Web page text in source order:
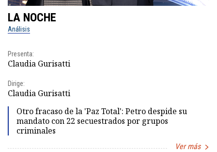
LA NOCHE
Análisis
Presenta:
Claudia Gurisatti
Dirige:
Claudia Gurisatti
Otro fracaso de la 'Paz Total': Petro despide su
mandato con 22 secuestrados por grupos
criminales
Ver más